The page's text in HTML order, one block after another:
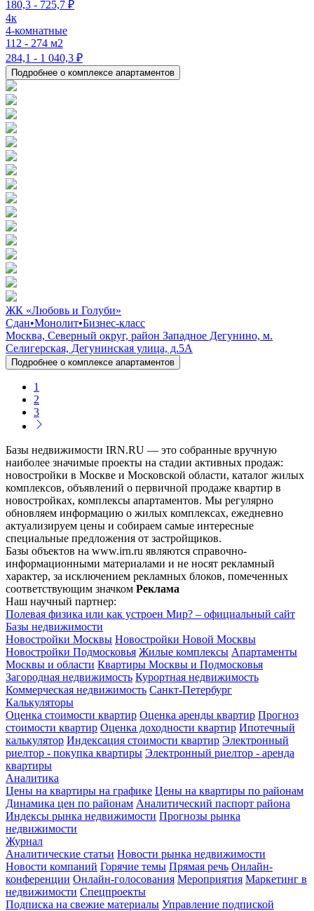
180,3 - 725,7 ₽
4к
4-комнатные
112 - 274 м2
284,1 - 1 040,3 ₽
Подробнее о комплексе апартаментов
ЖК «Любовь и Голуби»
Сдан•Монолит•Бизнес-класс
Москва, Северный округ, район Западное Дегунино, м.
Селигерская, Дегунинская улица, д.5А
Подробнее о комплексе апартаментов
1
2
3
Базы недвижимости IRN.RU — это собранные вручную
наиболее значимые проекты на стадии активных продаж:
новостройки в Москве и Московской области, каталог жилых
комплексов, объявлений о первичной продаже квартир в
новостройках, комплексы апартаментов. Мы регулярно
обновляем информацию о жилых комплексах, ежедневно
актуализируем цены и собираем самые интересные
специальные предложения от застройщиков.
Базы объектов на www.irn.ru являются справочно-
информационными материалами и не носят рекламный
характер, за исключением рекламных блоков, помеченных
соответствующим значком Реклама
Наш научный партнер:
Полевая физика или как устроен Мир? – официальный сайт
Базы недвижимости
Новостройки Москвы Новостройки Новой Москвы
Новостройки Подмосковья Жилые комплексы Апартаменты
Москвы и области Квартиры Москвы и Подмосковья
Загородная недвижимость Курортная недвижимость
Коммерческая недвижимость Санкт-Петербург
Калькуляторы
Оценка стоимости квартир Оценка аренды квартир Прогноз
стоимости квартир Оценка доходности квартир Ипотечный
калькулятор Индексация стоимости квартир Электронный
риелтор - покупка квартиры Электронный риелтор - аренда
квартиры
Аналитика
Цены на квартиры на графике Цены на квартиры по районам
Динамика цен по районам Аналитический паспорт района
Индексы рынка недвижимости Прогнозы рынка
недвижимости
Журнал
Аналитические статьи Новости рынка недвижимости
Новости компаний Горячие темы Прямая речь Онлайн-
конференции Онлайн-голосования Мероприятия Маркетинг в
недвижимости Спецпроекты
Подписка на свежие материалы Управление подпиской